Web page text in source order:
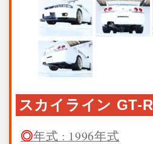
スカイライン GT-R
年式 : 1996年式